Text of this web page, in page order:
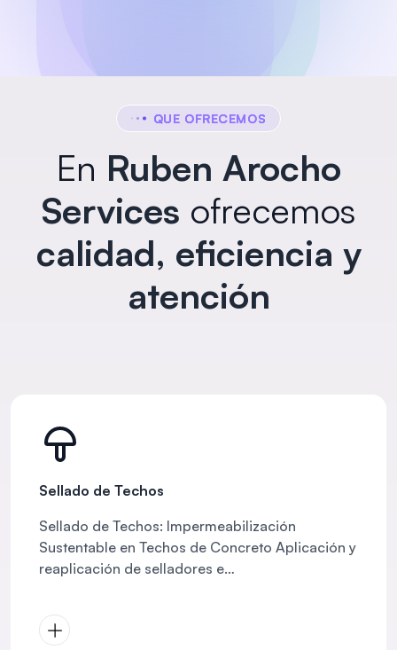
QUE OFRECEMOS
En Ruben Arocho
Services ofrecemos
calidad, eficiencia y
atención
Sellado de Techos
Sellado de Techos: Impermeabilización
Sustentable en Techos de Concreto Aplicación y
reaplicación de selladores e